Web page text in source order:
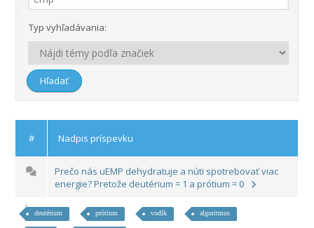
Typ vyhľadávania:
# Nadpis príspevku
Prečo nás uEMP dehydratuje a núti spotrebovať viac
energie? Pretože deutérium = 1 a prótium = 0
deutérium prótium vodík algoritmus